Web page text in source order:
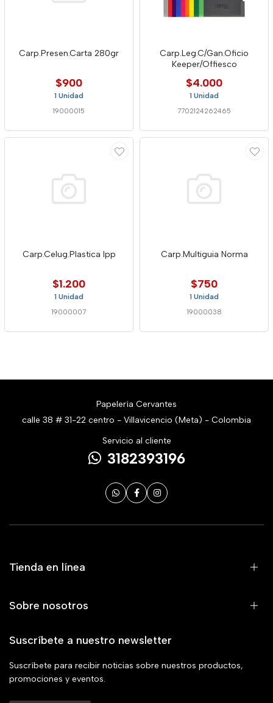
Carp.Presen.Carta 280gr
$900
1 Unidad
19000015
Carp.Leg.C/Gan.Oficio
Keeper/Offiesco
$4.000
1 Unidad
7702124262465
Carp.Celug.Plastica Ipp
$1.200
1 Unidad
19000007
Carp.Multiguia Norma
$750
1 Unidad
19000038
Papelería Cervantes
calle 38 # 31-22 centro - Villavicencio (Meta) - Colombia
Servicio al cliente
3182393196
Tienda en línea
Sobre nosotros
Suscríbete a nuestro newsletter
Suscríbete para recibir noticias sobre nuestros productos,
promociones y eventos.